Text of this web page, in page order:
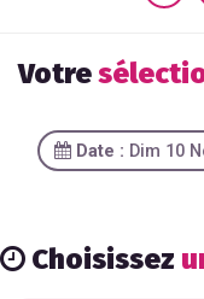
Votre
Date : Dim 10
Choisissez